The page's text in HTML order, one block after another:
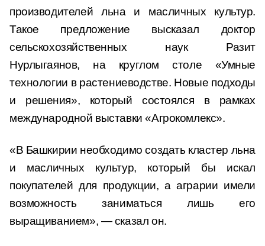
производителей льна и масличных культур.
Такое предложение высказал доктор
сельскохозяйственных наук Разит
Нурлыгаянов, на круглом столе «Умные
технологии в растениеводстве. Новые подходы
и решения», который состоялся в рамках
международной выставки «Агрокомлекс».
«В Башкирии необходимо создать кластер льна
и масличных культур, который бы искал
покупателей для продукции, а аграрии имели
возможность заниматься лишь его
выращиванием», — сказал он.